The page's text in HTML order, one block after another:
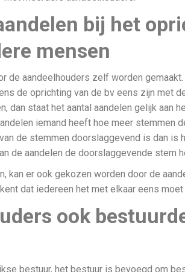
bij het
mensen
de aandeelhouders zelf worden
de oprichting van de bv eens zijn met
dan staat het aantal aandelen gelijk aan
iemand heeft hoe meer stemmen
de stemmen doorslaggevend is dan is
de aandelen de doorslaggevende stem
kan er ook gekozen worden door de
dat iedereen het met elkaar eens moet
ook
bestuur, het bestuur is bevoegd om